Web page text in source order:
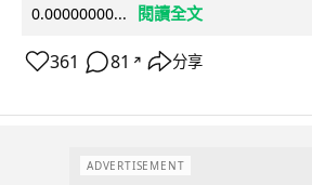
0.00000000...
閱讀全文
361 81 ↗ 分享
ADVERTISEMENT